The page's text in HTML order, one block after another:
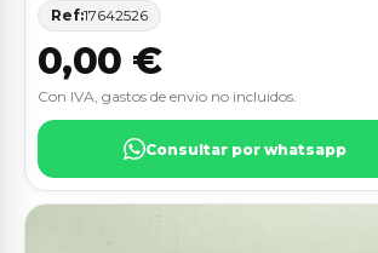
Ref:17642526
0,00 €
Con IVA, gastos de envio no incluidos.
Consultar por whatsapp